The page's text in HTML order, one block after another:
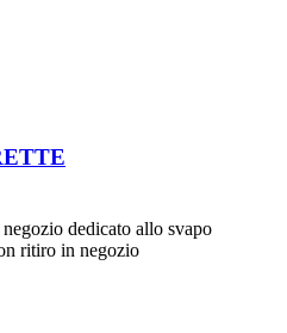
dedicato allo svapo
ritiro in negozio